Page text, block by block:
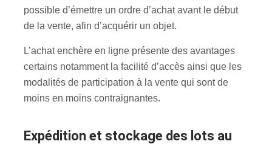
possible d’émettre un ordre d’achat avant le début
de la vente, afin d’acquérir un objet.
L’achat enchère en ligne présente des avantages
certains notamment la facilité d’accès ainsi que les
modalités de participation à la vente qui sont de
moins en moins contraignantes.
Expédition et stockage des lots au